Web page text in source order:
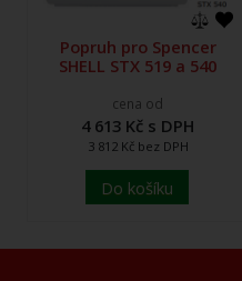
Popruh pro Spencer
SHELL STX 519 a 540
cena od
4 613 Kč s DPH
3 812 Kč bez DPH
Do košíku